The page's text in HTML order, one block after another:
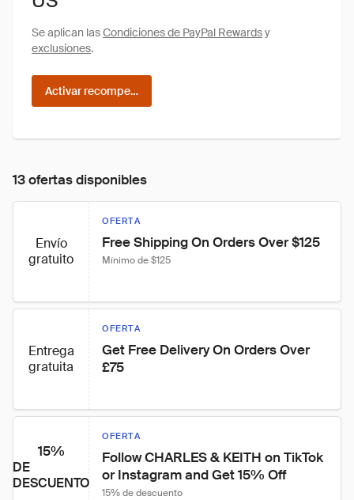
Se aplican lasCondiciones de PayPal Rewardsy
exclusiones.
Activar recompensas
13 ofertas disponibles
Envío
gratuito
OFERTA
Free Shipping On Orders Over $125
Mínimo de $125
Entrega
gratuita
OFERTA
Get Free Delivery On Orders Over
£75
15%
DE
DESCUENTO
OFERTA
Follow CHARLES & KEITH on TikTok
or Instagram and Get 15% Off
15% de descuento